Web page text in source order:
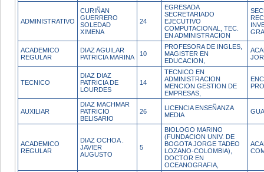
ADMINISTRATIVO
CURIÑAN
GUERRERO
SOLEDAD
XIMENA
24
EGRESADA
SECRETARIADO
EJECUTIVO
COMPUTACIONAL, TEC.
EN ADMINISTRACION
ACADEMICO
REGULAR
DIAZ AGUILAR
PATRICIA MARINA
10
PROFESORA DE INGLES,
MAGISTER EN
EDUCACION,
TECNICO
DIAZ DIAZ
PATRICIA DE
LOURDES
14
TECNICO EN
ADMINISTRACION
MENCION GESTION DE
EMPRESAS,
AUXILIAR
DIAZ MACHMAR
PATRICIO
BELISARIO
26
LICENCIA ENSEÑANZA
MEDIA
ACADEMICO
REGULAR
DIAZ OCHOA .
JAVIER
AUGUSTO
5
BIOLOGO MARINO
(FUNDACION UNIV. DE
BOGOTA JORGE TADEO
LOZANO-COLOMBIA),
DOCTOR EN
OCEANOGRAFIA,